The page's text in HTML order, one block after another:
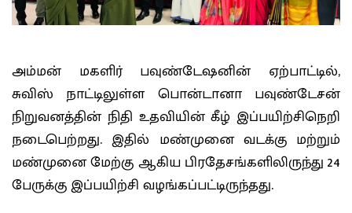
அம்மன் மகளிர் பவுண்டேஷனின் ஏற்பாட்டில்,
சுவிஸ் நாட்டிலுள்ள பொன்டானா பவுண்டேசன்
நிறுவனத்தின் நிதி உதவியின் கீழ் இப்பயிற்சிநெறி
நடைபெற்றது. இதில் மண்முனை வடக்கு மற்றும்
மண்முனை மேற்கு ஆகிய பிரதேசங்களிலிருந்து 24
பேருக்கு இப்பயிற்சி வழங்கப்பட்டிருந்தது.